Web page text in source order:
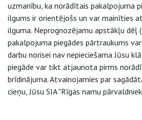
uzmanību, ka norādītais pakalpojuma
ilgums ir orientējošs un var mainīties
ilguma. Neprognozējamu apstākļu dēļ
pakalpojuma piegādes pārtraukums
darbu norisei nav nepieciešama Jūsu
piegāde var tikt atjaunota pirms
brīdinājuma. Atvainojamies par
cieņu, Jūsu SIA "Rīgas namu